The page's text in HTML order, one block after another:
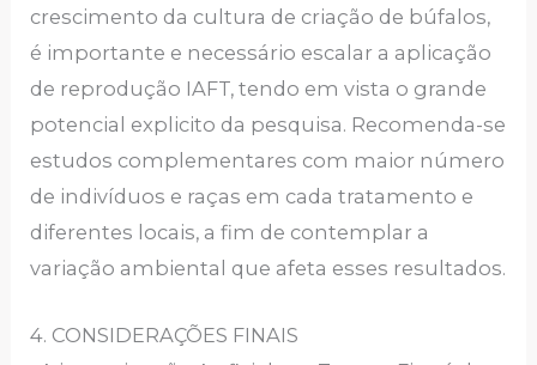
crescimento da cultura de criação de búfalos,
é importante e necessário escalar a aplicação
de reprodução IAFT, tendo em vista o grande
potencial explicito da pesquisa. Recomenda-se
estudos complementares com maior número
de indivíduos e raças em cada tratamento e
diferentes locais, a fim de contemplar a
variação ambiental que afeta esses resultados.
4. CONSIDERAÇÕES FINAIS